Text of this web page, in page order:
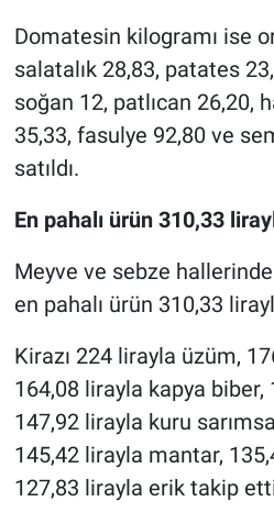
Domatesin kilogramı ise
salatalık 28,83, patates
soğan 12, patlıcan 26,20,
35,33, fasulye 92,80 ve
satıldı.
En pahalı ürün 310,33
Meyve ve sebze hallerinde
en pahalı ürün 310,33
Kirazı 224 lirayla üzüm,
164,08 lirayla kapya biber,
147,92 lirayla kuru
145,42 lirayla mantar,
127,83 lirayla erik takip